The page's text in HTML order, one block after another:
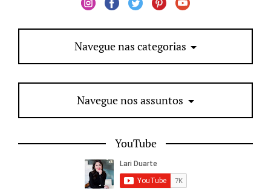
Navegue nas categorias
Navegue nos assuntos
YouTube